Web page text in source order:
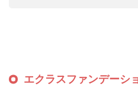
エクラスファンデーシ